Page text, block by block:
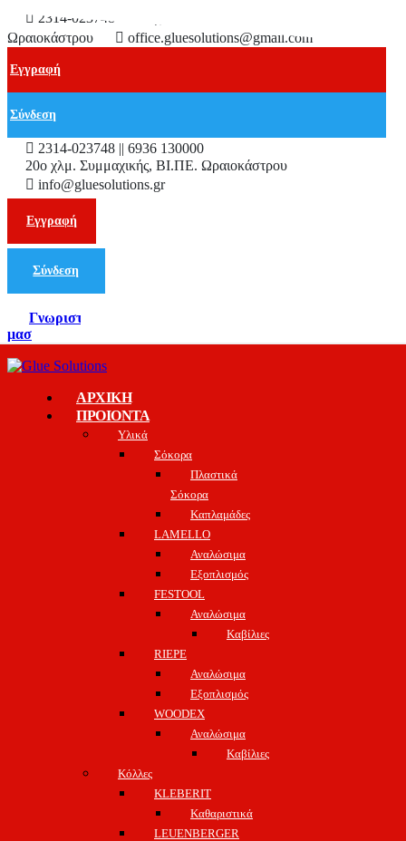
2314-023748
Ωραιοκάστρου
office.gluesolutions@gmail.com
Εγγραφή
Σύνδεση
2314-023748 || 6936 130000
20ο χλμ. Συμμαχικής, ΒΙ.ΠΕ. Ωραιοκάστρου
info@gluesolutions.gr
Εγγραφή
Σύνδεση
Γνωριστε
μασ
ΑΡΧΙΚΗ
ΠΡΟΙΟΝΤΑ
Υλικά
Σόκορα
Πλαστικά
Σόκορα
Καπλαμάδες
LAMELLO
Αναλώσιμα
Εξοπλισμός
FESTOOL
Αναλώσιμα
Καβίλιες
RIEPE
Αναλώσιμα
Εξοπλισμός
WOODEX
Αναλώσιμα
Καβίλιες
Κόλλες
KLEBERIT
Καθαριστικά
LEUENBERGER